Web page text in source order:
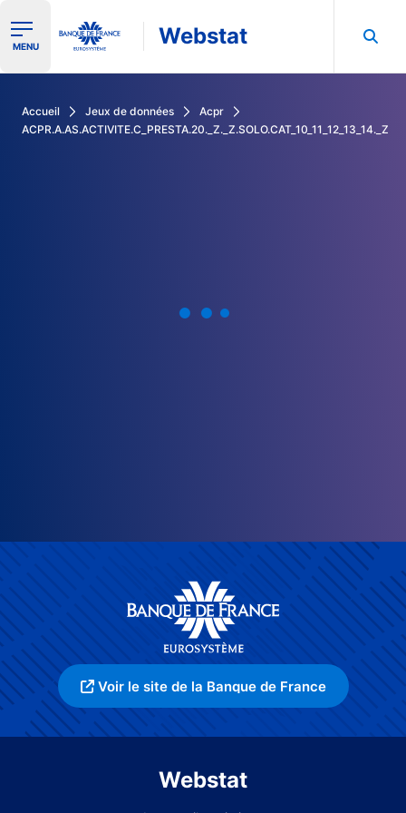
Ouvrir le menu de navigation
MENU Webstat
Accueil Jeux de données
Acpr
ACPR.A.AS.ACTIVITE.C_PRESTA.20._Z._Z.SOLO.CAT_10_11_12_13_14._Z
Voir le site de la Banque de France
Webstat